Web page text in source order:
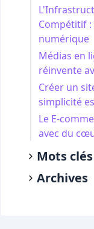
Compétitif
numérique
Médias en
réinvente
Créer un
simplicité
Le E-
avec du
Mots clés
Archives